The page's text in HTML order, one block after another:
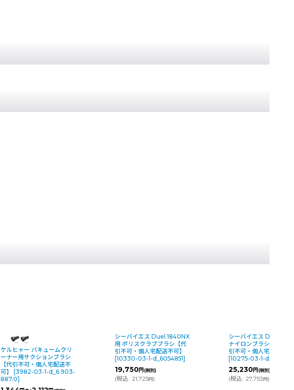
ケルヒャー バキュームクリ
ーナー用サクションブラシ
【代引不可・個人宅配送不
可】
[3982-03-1-d_6.903-
887.0]
シーバイエス Duel 1840NX
用 ポリスクラブブラシ【代
引不可・個人宅配送不可】
[10330-03-1-d_6054851]
19,750円(税別)
(税込: 21,725円)
シーバイエス
ナイロンブラシセット
引不可・個人宅配送不
[10275-03-1-
25,230円(税別)
(税込: 27,753円)